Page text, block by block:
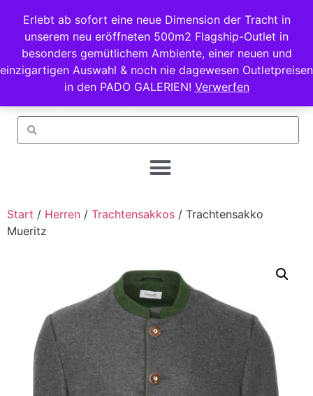
Erlebt ab sofort eine neue Dimension der Tracht in
unserem neu eröffneten 500m2 Flagship-Outlet in
besonders gemütlichem Ambiente, einer neuen und
einzigartigen Auswahl & noch nie dagewesen Outletpreisen
in den PADO GALERIEN! Verwerfen
Start / Herren / Trachtensakkos / Trachtensakko
Mueritz